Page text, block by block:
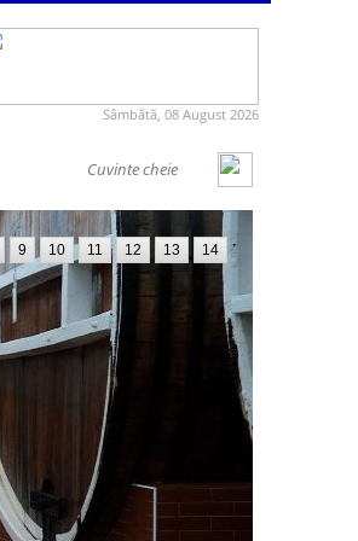
Sâmbătă, 08 August 2026
9 10 11 12 13 14